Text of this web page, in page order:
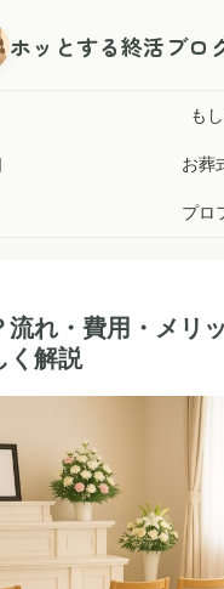
ホッとする終活ブロ
も
お葬
プロ
流れ・費用・メリ
く解説